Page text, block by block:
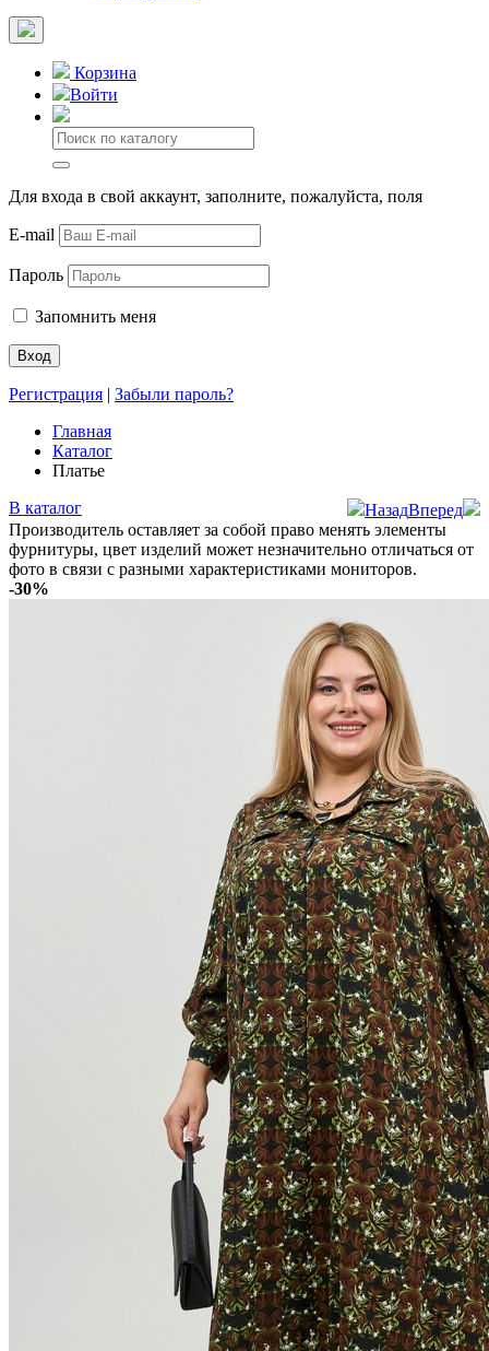
Корзина
Войти
Для входа в свой аккаунт, заполните, пожалуйста, поля
E-mail
Пароль
Запомнить меня
Регистрация | Забыли пароль?
Главная
Каталог
Платье
В каталог
Вперед
Назад
Производитель оставляет за собой право менять элементы
фурнитуры, цвет изделий может незначительно отличаться от
фото в связи с разными характеристиками мониторов.
-30%